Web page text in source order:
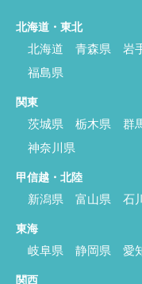
北海道・東北
北海道 青森県 岩
福島県
関東
茨城県 栃木県 群
神奈川県
甲信越・北陸
新潟県 富山県 石
東海
岐阜県 静岡県 愛
関西